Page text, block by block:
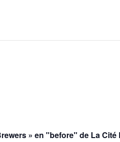
» en "before" de La Cité